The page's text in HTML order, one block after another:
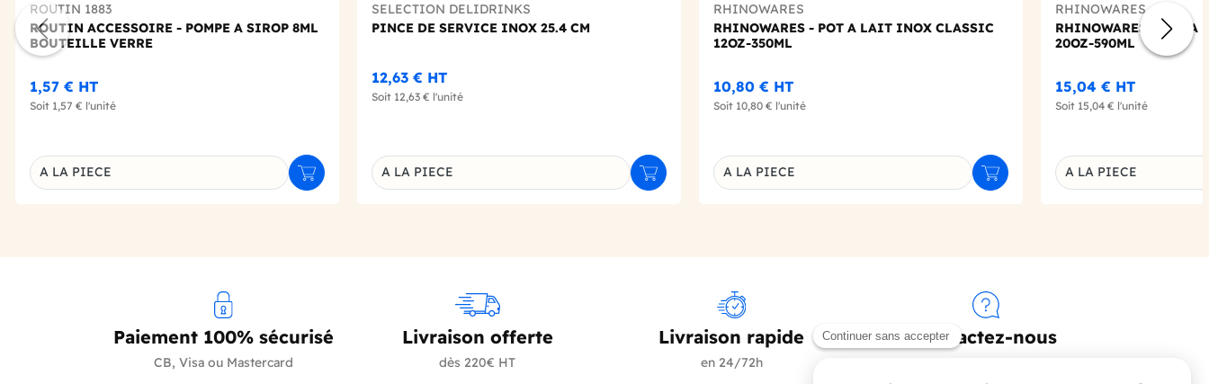
ROUTIN 1883
ROUTIN ACCESSOIRE - POMPE A SIROP 8ML
BOUTEILLE VERRE
1,57 € HT
Soit 1,57 € l'unité
Déclinaison du produit
A LA PIECE Ajouter au panier
SELECTION DELIDRINKS
PINCE DE SERVICE INOX 25.4 CM
12,63 € HT
Soit 12,63 € l'unité
Déclinaison du produit
A LA PIECE Ajouter au panier
RHINOWARES
RHINOWARES - POT A LAIT INOX CLASSIC
12OZ-350ML
10,80 € HT
Soit 10,80 € l'unité
Déclinaison du produit
A LA PIECE Ajouter au panier
RHINOWARES
RHINOWARES - POT
20OZ-590ML
15,04 € HT
Soit 15,04 € l'unité
Déclinaison du produit
A LA PIECE
Paiement 100% sécurisé
CB, Visa ou Mastercard
Livraison offerte
dès 220€ HT
Livraison rapide
en 24/72h
Contactez-nous